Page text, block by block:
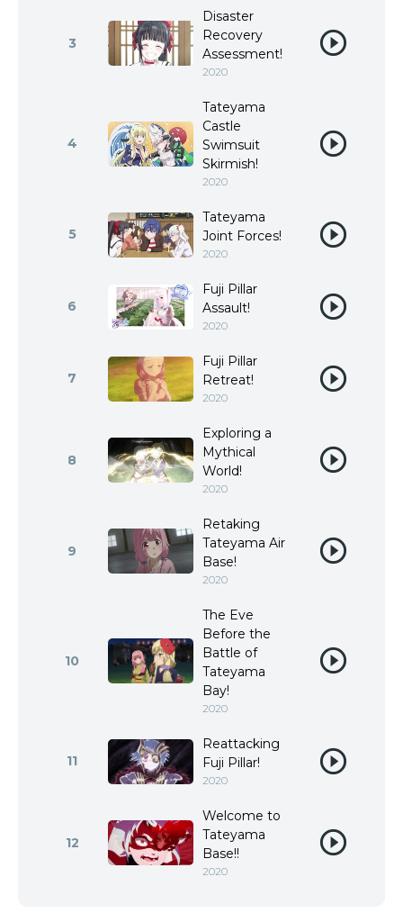
3
Disaster
Recovery
Assessment!
2020
4
Tateyama
Castle
Swimsuit
Skirmish!
2020
5
Tateyama
Joint Forces!
2020
6
Fuji Pillar
Assault!
2020
7
Fuji Pillar
Retreat!
2020
8
Exploring a
Mythical
World!
2020
9
Retaking
Tateyama Air
Base!
2020
10
The Eve
Before the
Battle of
Tateyama
Bay!
2020
11
Reattacking
Fuji Pillar!
2020
12
Welcome to
Tateyama
Base!!
2020